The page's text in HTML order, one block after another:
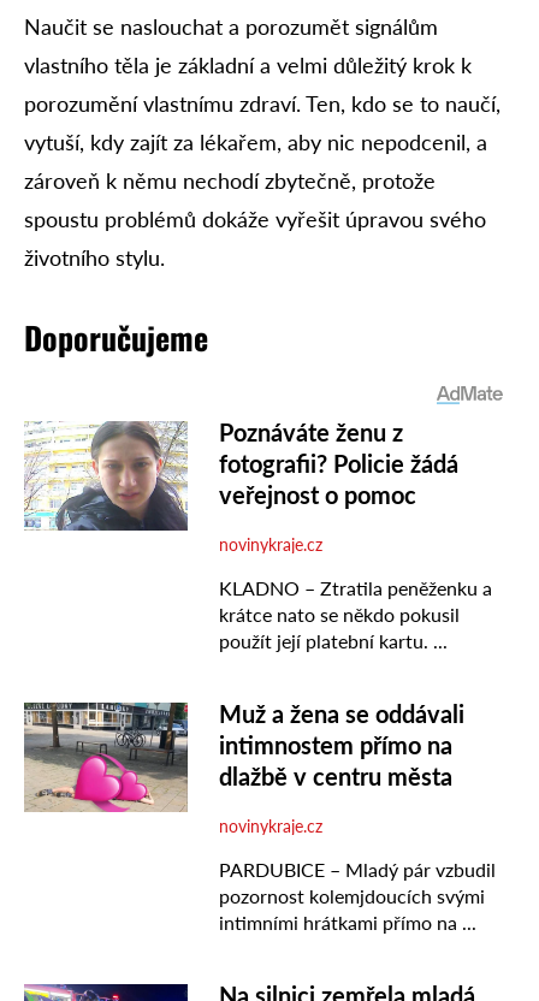
Naučit se naslouchat a porozumět signálům
vlastního těla je základní a velmi důležitý krok k
porozumění vlastnímu zdraví. Ten, kdo se to naučí,
vytuší, kdy zajít za lékařem, aby nic nepodcenil, a
zároveň k němu nechodí zbytečně, protože
spoustu problémů dokáže vyřešit úpravou svého
životního stylu.
Doporučujeme